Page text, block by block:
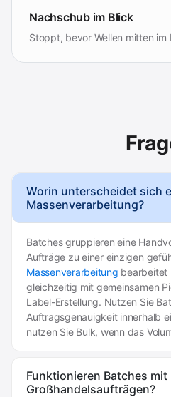
Nachschub im Blick
Stoppt, bevor Wellen mitten im
Worin unterscheidet sich
Massenverarbeitung?
Batches gruppieren eine
Aufträge zu einer einzigen
Massenverarbeitung bearbeitet
gleichzeitig mit gemeinsamen
Label-Erstellung. Nutzen Sie
Auftragsgenauigkeit innerhalb
nutzen Sie Bulk, wenn das
Funktionieren Batches mit
Großhandelsaufträgen?